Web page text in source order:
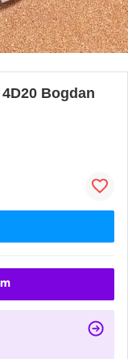
Bogdan